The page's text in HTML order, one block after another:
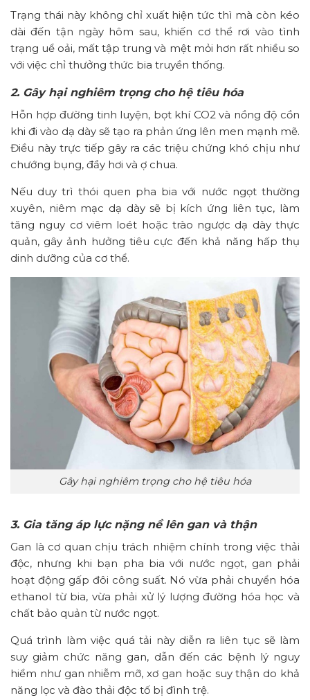
Trạng thái này không chỉ xuất hiện tức thì mà còn kéo
dài đến tận ngày hôm sau, khiến cơ thể rơi vào tình
trạng uể oải, mất tập trung và mệt mỏi hơn rất nhiều so
với việc chỉ thưởng thức bia truyền thống.
2. Gây hại nghiêm trọng cho hệ tiêu hóa
Hỗn hợp đường tinh luyện, bọt khí CO2 và nồng độ cồn
khi đi vào dạ dày sẽ tạo ra phản ứng lên men mạnh mẽ.
Điều này trực tiếp gây ra các triệu chứng khó chịu như
chướng bụng, đầy hơi và ợ chua.
Nếu duy trì thói quen pha bia với nước ngọt thường
xuyên, niêm mạc dạ dày sẽ bị kích ứng liên tục, làm
tăng nguy cơ viêm loét hoặc trào ngược dạ dày thực
quản, gây ảnh hưởng tiêu cực đến khả năng hấp thụ
dinh dưỡng của cơ thể.
Gây hại nghiêm trọng cho hệ tiêu hóa
3. Gia tăng áp lực nặng nề lên gan và thận
Gan là cơ quan chịu trách nhiệm chính trong việc thải
độc, nhưng khi bạn pha bia với nước ngọt, gan phải
hoạt động gấp đôi công suất. Nó vừa phải chuyển hóa
ethanol từ bia, vừa phải xử lý lượng đường hóa học và
chất bảo quản từ nước ngọt.
Quá trình làm việc quá tải này diễn ra liên tục sẽ làm
suy giảm chức năng gan, dẫn đến các bệnh lý nguy
hiểm như gan nhiễm mỡ, xơ gan hoặc suy thận do khả
năng lọc và đào thải độc tố bị đình trệ.